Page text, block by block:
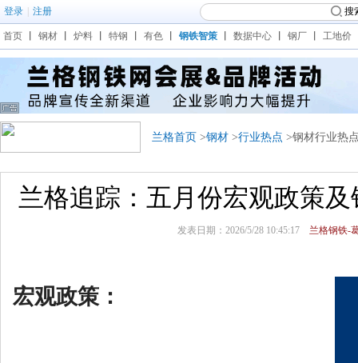
登录 注册 搜
首页 钢材 炉料 特钢 有色 钢铁智策 数据中心 钢厂 工地价
兰格首页 >钢材 >行业热点 >钢材行业热
兰格追踪：五月份宏观政策
发表日期：2026/5/28 10:45:17 兰格钢铁-
宏观政策：